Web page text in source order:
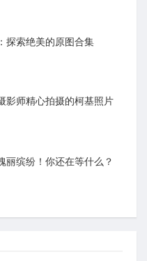
探索绝美的原图合集
影师精心拍摄的柯基照片
丽缤纷！你还在等什么？